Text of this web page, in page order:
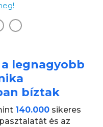
a legnagyobb
bíztak
140.000sikeres
és az